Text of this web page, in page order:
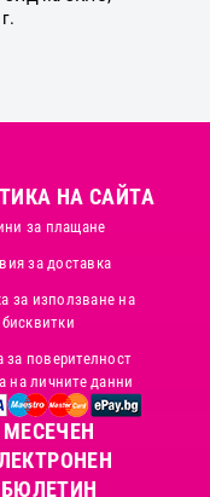
НА САЙТА
за плащане
за доставка
за използване на
бисквитки
за поверителност
на личните данни
MЕСЕЧЕН
БЮЛЕТИН